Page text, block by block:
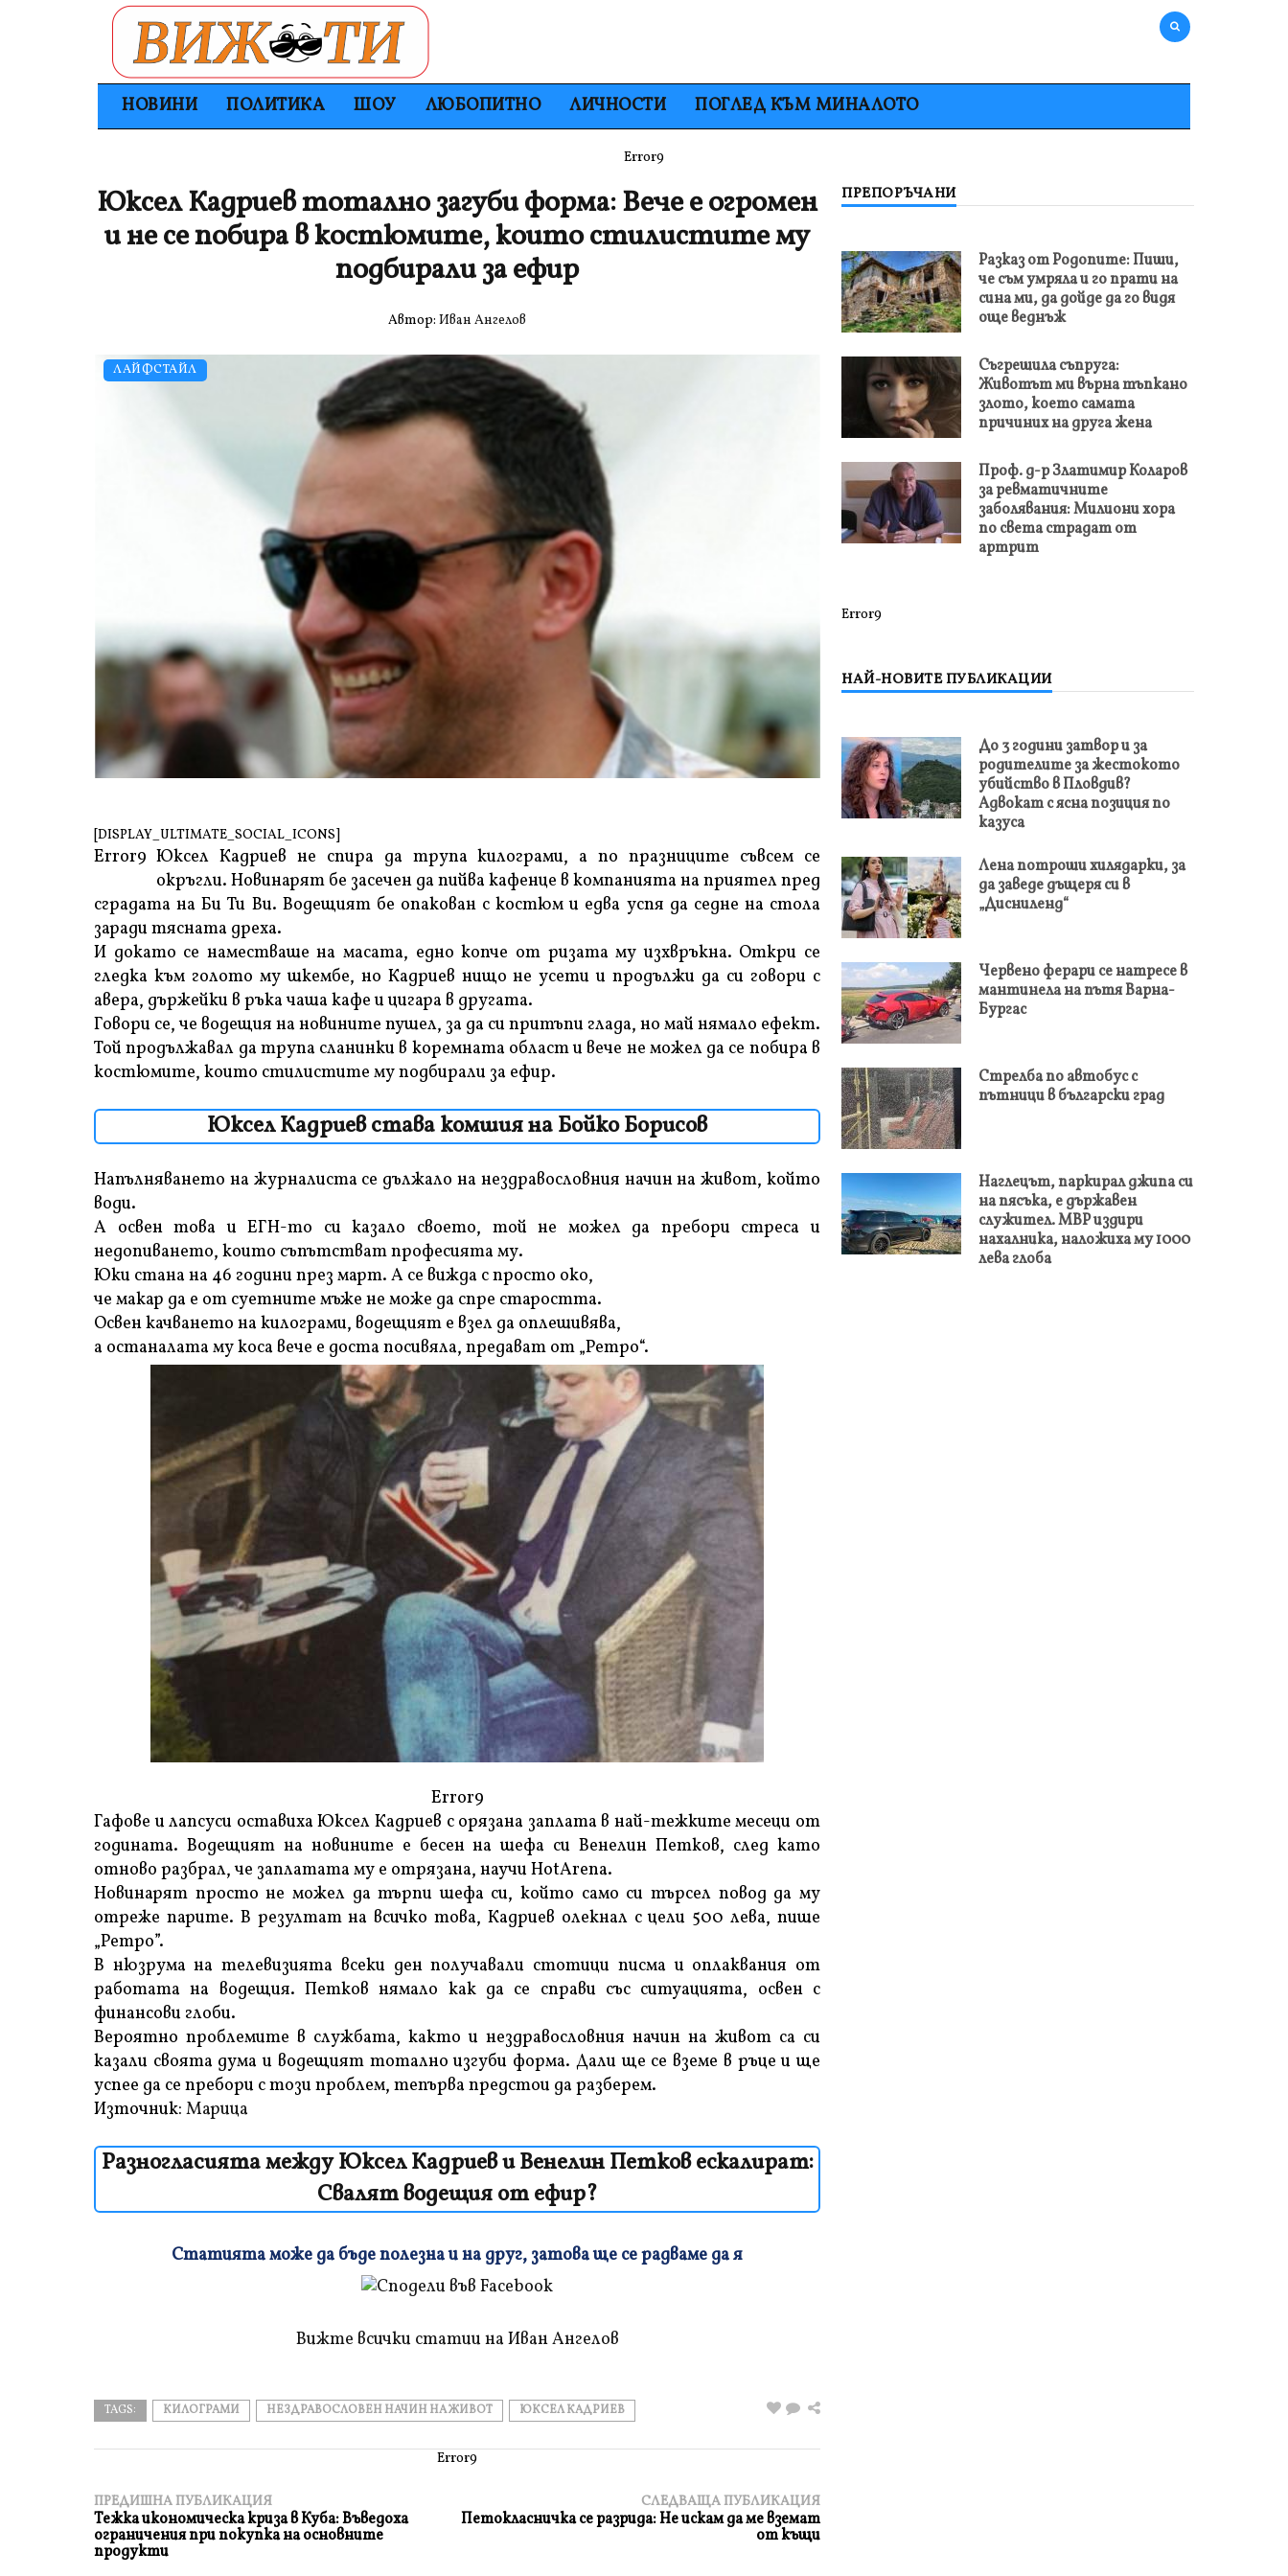
НОВИНИ ПОЛИТИКА ШОУ ЛЮБОПИТНО ЛИЧНОСТИ ПОГЛЕД КЪМ МИНАЛОТО
Error9
ЛАЙФСТАЙЛ
Юксел Кадриев тотално загуби форма: Вече е огромен
и не се побира в костюмите, които стилистите му
подбирали за ефир
Автор: Иван Ангелов
[DISPLAY_ULTIMATE_SOCIAL_ICONS]
Error9 Юксел Кадриев не спира да трупа килограми, а по празниците съвсем се
окръгли. Новинарят бе засечен да пийва кафенце в компанията на приятел пред
сградата на Би Ти Ви. Водещият бе опакован с костюм и едва успя да седне на стола
заради тясната дреха.
И докато се наместваше на масата, едно копче от ризата му изхвръкна. Откри се
гледка към голото му шкембе, но Кадриев нищо не усети и продължи да си говори с
авера, държейки в ръка чаша кафе и цигара в другата.
Говори се, че водещия на новините пушел, за да си притъпи глада, но май нямало ефект.
Той продължавал да трупа сланинки в коремната област и вече не можел да се побира в
костюмите, които стилистите му подбирали за ефир.
Юксел Кадриев става комшия на Бойко Борисов
Напълняването на журналиста се дължало на нездравословния начин на живот, който
води.
А освен това и ЕГН-то си казало своето, той не можел да пребори стреса и
недопиването, които съпътстват професията му.
Юки стана на 46 години през март. А се вижда с просто око,
че макар да е от суетните мъже не може да спре старостта.
Освен качването на килограми, водещият е взел да оплешивява,
а останалата му коса вече е доста посивяла, предават от „Ретро“.
Error9
Гафове и лапсуси оставиха Юксел Кадриев с орязана заплата в най-тежките месеци от
годината. Водещият на новините е бесен на шефа си Венелин Петков, след като
отново разбрал, че заплатата му е отрязана, научи HotArena.
Новинарят просто не можел да търпи шефа си, който само си търсел повод да му
отреже парите. В резултат на всичко това, Кадриев олекнал с цели 500 лева, пише
„Ретро”.
В нюзрума на телевизията всеки ден получавали стотици писма и оплаквания от
работата на водещия. Петков нямало как да се справи със ситуацията, освен с
финансови глоби.
Вероятно проблемите в службата, както и нездравословния начин на живот са си
казали своята дума и водещият тотално изгуби форма. Дали ще се вземе в ръце и ще
успее да се пребори с този проблем, тепърва предстои да разберем.
Източник: Марица
Разногласията между Юксел Кадриев и Венелин Петков ескалират:
Свалят водещия от ефир?
Статията може да бъде полезна и на друг, затова ще се радваме да я
Вижте всички статии на Иван Ангелов
TAGS: КИЛОГРАМИ НЕЗДРАВОСЛОВЕН НАЧИН НА ЖИВОТ ЮКСЕЛ КАДРИЕВ
Error9
ПРЕДИШНА ПУБЛИКАЦИЯ
Тежка икономическа криза в Куба: Въведоха
ограничения при покупка на основните
продукти
СЛЕДВАЩА ПУБЛИКАЦИЯ
Петокласничка се разрида: Не искам да ме вземат
от къщи
ПРЕПОРЪЧАНИ
Разказ от Родопите: Пиши,
че съм умряла и го прати на
сина ми, да дойде да го видя
още веднъж
Съгрешила съпруга:
Животът ми върна тъпкано
злото, което самата
причиних на друга жена
Проф. д-р Златимир Коларов
за ревматичните
заболявания: Милиони хора
по света страдат от
артрит
Error9
НАЙ-НОВИТЕ ПУБЛИКАЦИИ
До 3 години затвор и за
родителите за жестокото
убийство в Пловдив?
Адвокат с ясна позиция по
казуса
Лена потроши хилядарки, за
да заведе дъщеря си в
„Дисниленд“
Червено ферари се натресе в
мантинела на пътя Варна-
Бургас
Стрелба по автобус с
пътници в български град
Наглецът, паркирал джипа си
на пясъка, е държавен
служител. МВР издири
нахалника, наложиха му 1000
лева глоба